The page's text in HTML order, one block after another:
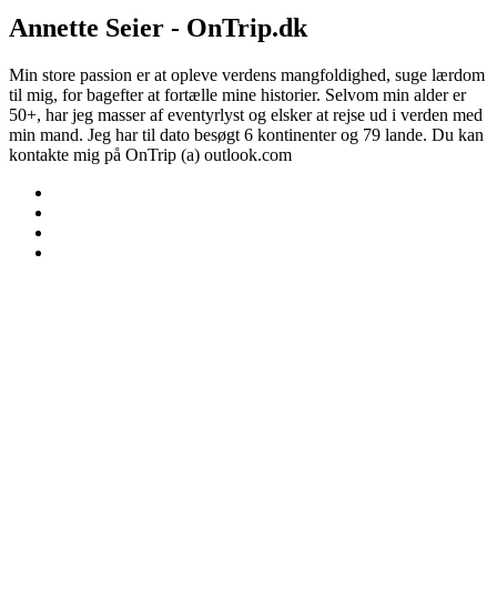
Annette Seier - OnTrip.dk
Min store passion er at opleve verdens mangfoldighed, suge lærdom
til mig, for bagefter at fortælle mine historier. Selvom min alder er
50+, har jeg masser af eventyrlyst og elsker at rejse ud i verden med
min mand. Jeg har til dato besøgt 6 kontinenter og 79 lande. Du kan
kontakte mig på OnTrip (a) outlook.com